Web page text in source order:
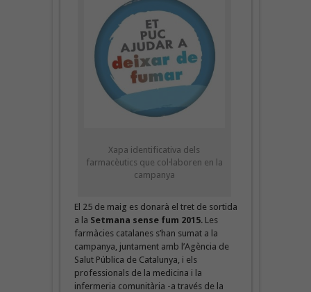
Xapa identificativa dels
farmacèutics que col·laboren en la
campanya
El 25 de maig es donarà el tret de sortida
a la Setmana sense fum 2015. Les
farmàcies catalanes s’han sumat a la
campanya, juntament amb l’Agència de
Salut Pública de Catalunya, i els
professionals de la medicina i la
infermeria comunitària -a través de la